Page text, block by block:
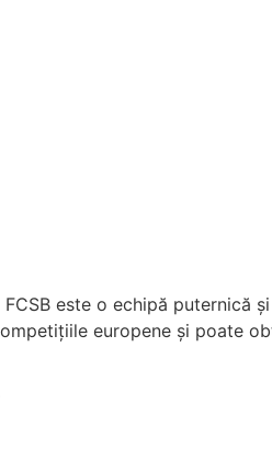
este o echipă puternică
europene și poate